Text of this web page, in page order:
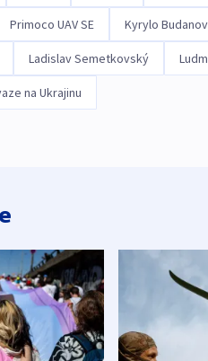
Primoco UAV SE Kyrylo Budanov
Ladislav Semetkovský
na Ukrajinu